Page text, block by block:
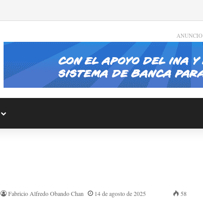
ANUNCIO
Fabricio Alfredo Obando Chan 14 de agosto de 2025 58